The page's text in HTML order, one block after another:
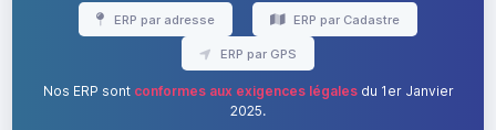
ERP par adresse ERP par Cadastre
ERP par GPS
Nos ERP sont conformes aux exigences légalesdu 1er Janvier
2025.